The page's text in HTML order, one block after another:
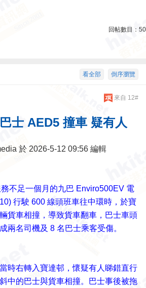
回帖數目： 50
倒序瀏覽
看全部
來自 12#
士 AED5 撞車 疑有人
於 2026-5-12 09:56 編輯
不足一個月的九巴 Enviro500EV 電
行駛 600 線頭班車往中環時，於寶
貨車相撞，導致貨車翻車，巴士車頭
兩名司機及 8 名巴士乘客受傷。
時右轉入寶達邨，懷疑有人睇錯直行
中的巴士與貨車相撞。巴士事後被拖